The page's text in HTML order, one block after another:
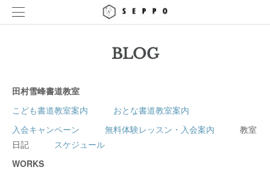
BLOG
田村雪峰書道教室
こども書道教室案内
おとな書道教室案内
入会キャンペーン
無料体験レッスン・入会案内 教室
日記 スケジュール
WORKS